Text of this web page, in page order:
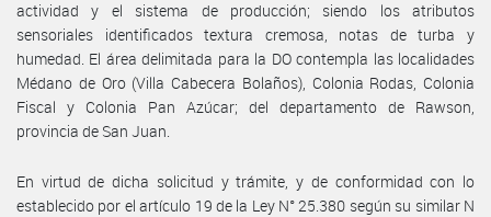
actividad y el sistema de producción; siendo los atributos
sensoriales identificados textura cremosa, notas de turba y
humedad. El área delimitada para la DO contempla las localidades
Médano de Oro (Villa Cabecera Bolaños), Colonia Rodas, Colonia
Fiscal y Colonia Pan Azúcar; del departamento de Rawson,
provincia de San Juan.
En virtud de dicha solicitud y trámite, y de conformidad con lo
establecido por el artículo 19 de la Ley N° 25.380 según su similar N